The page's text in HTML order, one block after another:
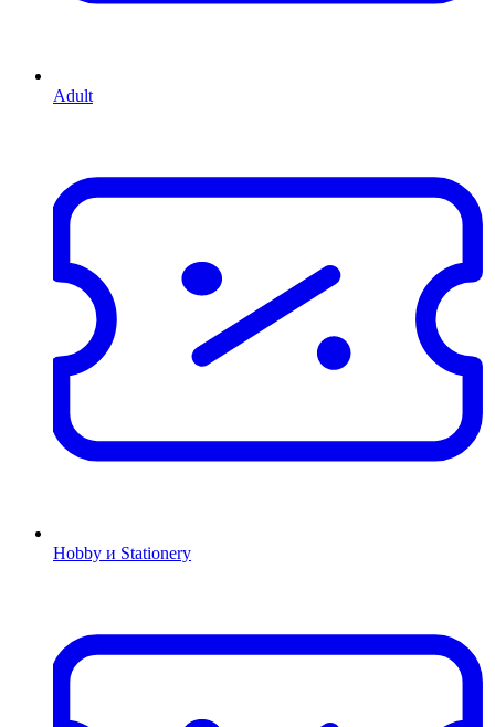
Adult
Hobby и Stationery